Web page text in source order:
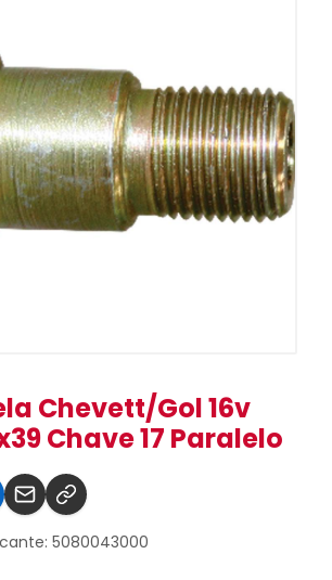
Chevett/Gol 16v
Chave 17 Paralelo
5080043000